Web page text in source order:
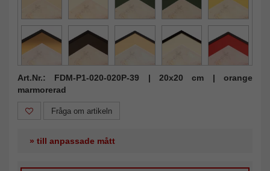
Art.Nr.: FDM-P1-020-020P-39 | 20x20 cm | orange
marmorerad
Fråga om artikeln
» till anpassade mått